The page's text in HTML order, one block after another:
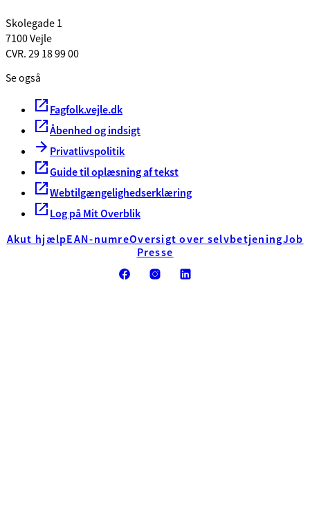
Skolegade 1
7100 Vejle
CVR. 29 18 99 00
Se også
Fagfolk.vejle.dk
Åbenhed og indsigt
Privatlivspolitik
Guide til oplæsning af tekst
Webtilgængelighedserklæring
Log på Mit Overblik
Akut hjælpEAN-numreOversigt over selvbetjeningJob
Presse